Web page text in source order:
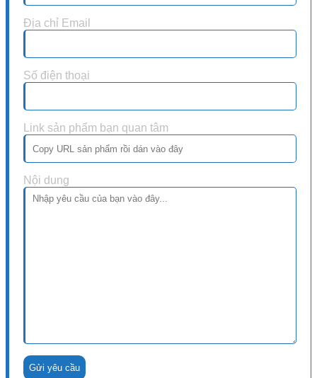
Địa chỉ Email
Số điện thoại
Link sản phẩm bạn quan tâm
Nội dung